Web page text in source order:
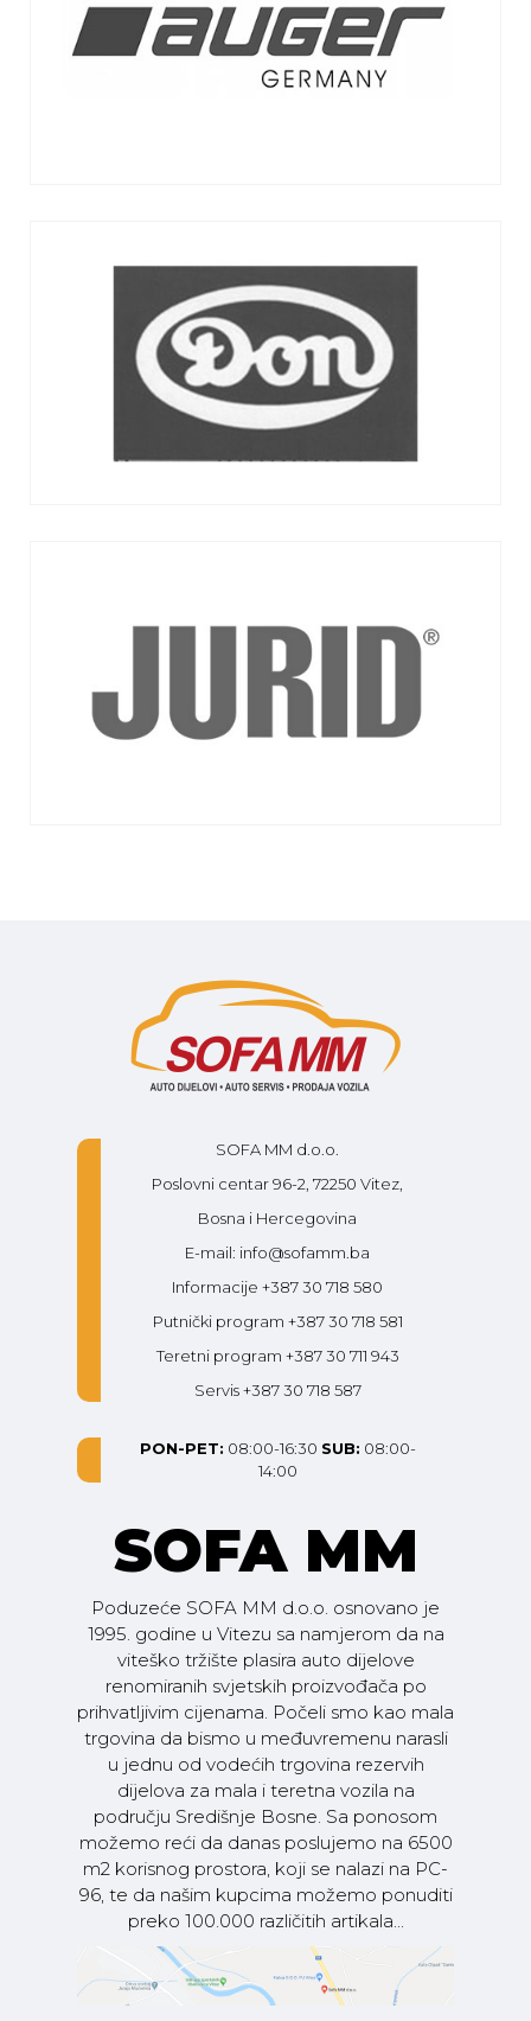
SOFA MM d.o.o.
Poslovni centar 96-2, 72250 Vitez,
Bosna i Hercegovina
E-mail: info@sofamm.ba
Informacije +387 30 718 580
Putnički program +387 30 718 581
Teretni program +387 30 711 943
Servis +387 30 718 587
PON-PET: 08:00-16:30 SUB: 08:00-
14:00
SOFA MM
Poduzeće SOFA MM d.o.o. osnovano je
1995. godine u Vitezu sa namjerom da na
viteško tržište plasira auto dijelove
renomiranih svjetskih proizvođača po
prihvatljivim cijenama. Počeli smo kao mala
trgovina da bismo u međuvremenu narasli
u jednu od vodećih trgovina rezervih
dijelova za mala i teretna vozila na
području Središnje Bosne. Sa ponosom
možemo reći da danas poslujemo na 6500
m2 korisnog prostora, koji se nalazi na PC-
96, te da našim kupcima možemo ponuditi
preko 100.000 različitih artikala...